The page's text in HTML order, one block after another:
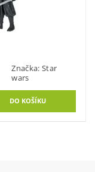
Značka: Star
wars